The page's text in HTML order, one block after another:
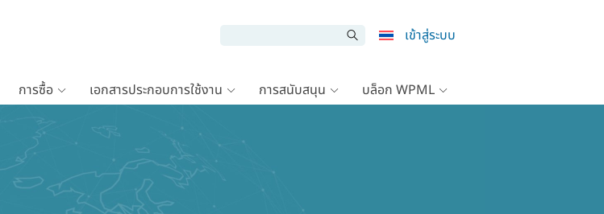
เข้าสู่ระบบ
การซื้อ เอกสารประกอบการใช้งาน การสนับสนุน บล็อก WPML